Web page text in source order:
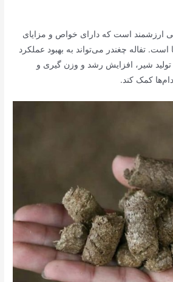
ارزشمند است که دارای خواص و مزایای
است. تفاله چغندر می‌تواند به بهبود عملکرد
شیر، افزایش رشد و وزن گیری و
کمک کند.